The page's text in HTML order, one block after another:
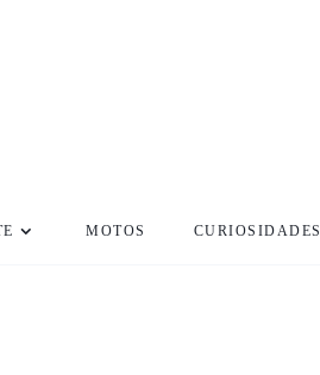
MOTOS CURIOSIDADES